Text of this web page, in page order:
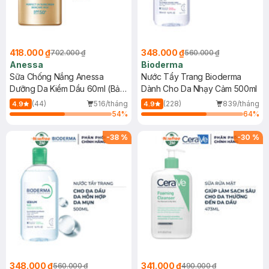
418.000 ₫702.000 ₫
Anessa
Sữa Chống Nắng Anessa
Dưỡng Da Kiềm Dầu 60ml (Bản
Mới)
4.9 (44)
516/tháng
54%
348.000 ₫560.000 ₫
Bioderma
Nước Tẩy Trang Bioderma
Dành Cho Da Nhạy Cảm 500ml
4.9 (228)
839/tháng
64%
-38 %
348.000 ₫560.000 ₫
-30 %
341.000 ₫490.000 ₫